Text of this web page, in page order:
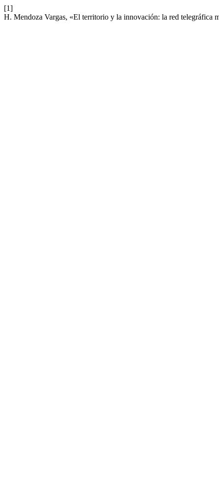
[1]
H. Mendoza Vargas, «El territorio y la innovación: la red telegráfica